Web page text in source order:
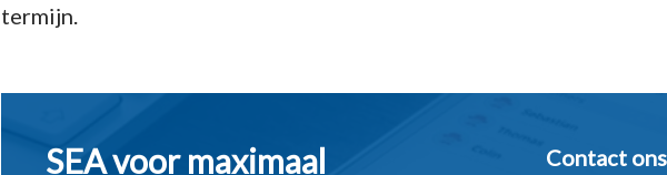
termijn.
SEA voor maximaal Contact